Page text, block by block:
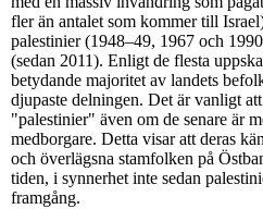
fler än antalet som kommer till
palestinier (1948–49, 1967 och
(sedan 2011). Enligt de flesta
betydande majoritet av landets
djupaste delningen. Det är vanligt
"palestinier" även om de senare är
medborgare. Detta visar att deras
och överlägsna stamfolken på
tiden, i synnerhet inte sedan
framgång.